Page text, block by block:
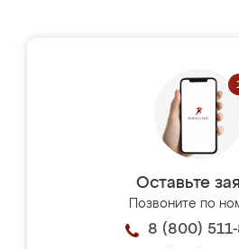
Оставьте
Позвоните по
8 (800)